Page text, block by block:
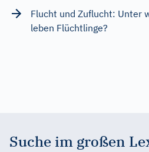
Flucht und Zuflucht: Unter
leben Flüchtlinge?
Suche im großen